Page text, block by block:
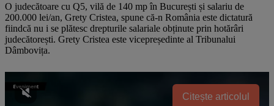
O judecătoare cu Q5, vilă de 140 mp în București și salariu de
200.000 lei/an, Grety Cristea, spune că-n România este dictatură
fiindcă nu i se plătesc drepturile salariale obținute prin hotărâri
judecătorești. Grety Cristea este vicepreședinte al Tribunalui
Dâmbovița.
Citește articolul